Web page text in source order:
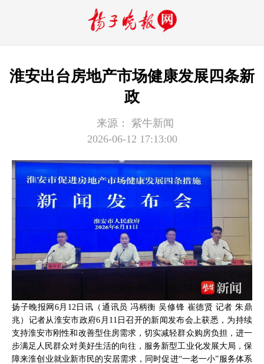
淮安出台房地产市场健康发展四条新
政
来源：
紫牛新闻
2026-06-12 17:13:00
扬子晚报网6月12日讯（通讯员 冯柄衡 吴修锋 崔德贤 记者 朱鼎
兆）记者从淮安市政府6月11日召开的新闻发布会上获悉，为持续
支持淮安市刚性和改善型住房需求，切实减轻群众购房负担，进一
步满足人民群众对美好生活的向往，服务新型工业化发展大局，保
障来淮创业就业新市民的安居需求，同时促进“一老一小”服务体系